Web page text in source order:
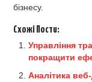
бізнесу.
Схожі Пости:
Управління
покращити
Аналітика